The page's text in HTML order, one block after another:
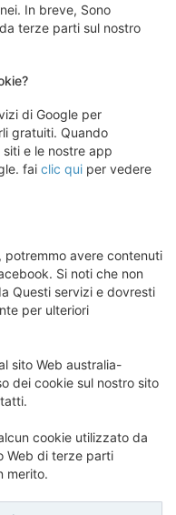
In breve, Sono
terze parti sul nostro
di Google per
gratuiti. Quando
e le nostre app
fai clic qui per vedere
potremmo avere contenuti
Si noti che non
Questi servizi e dovresti
per ulteriori
sito Web australia-
dei cookie sul nostro sito
cookie utilizzato da
Web di terze parti
merito.